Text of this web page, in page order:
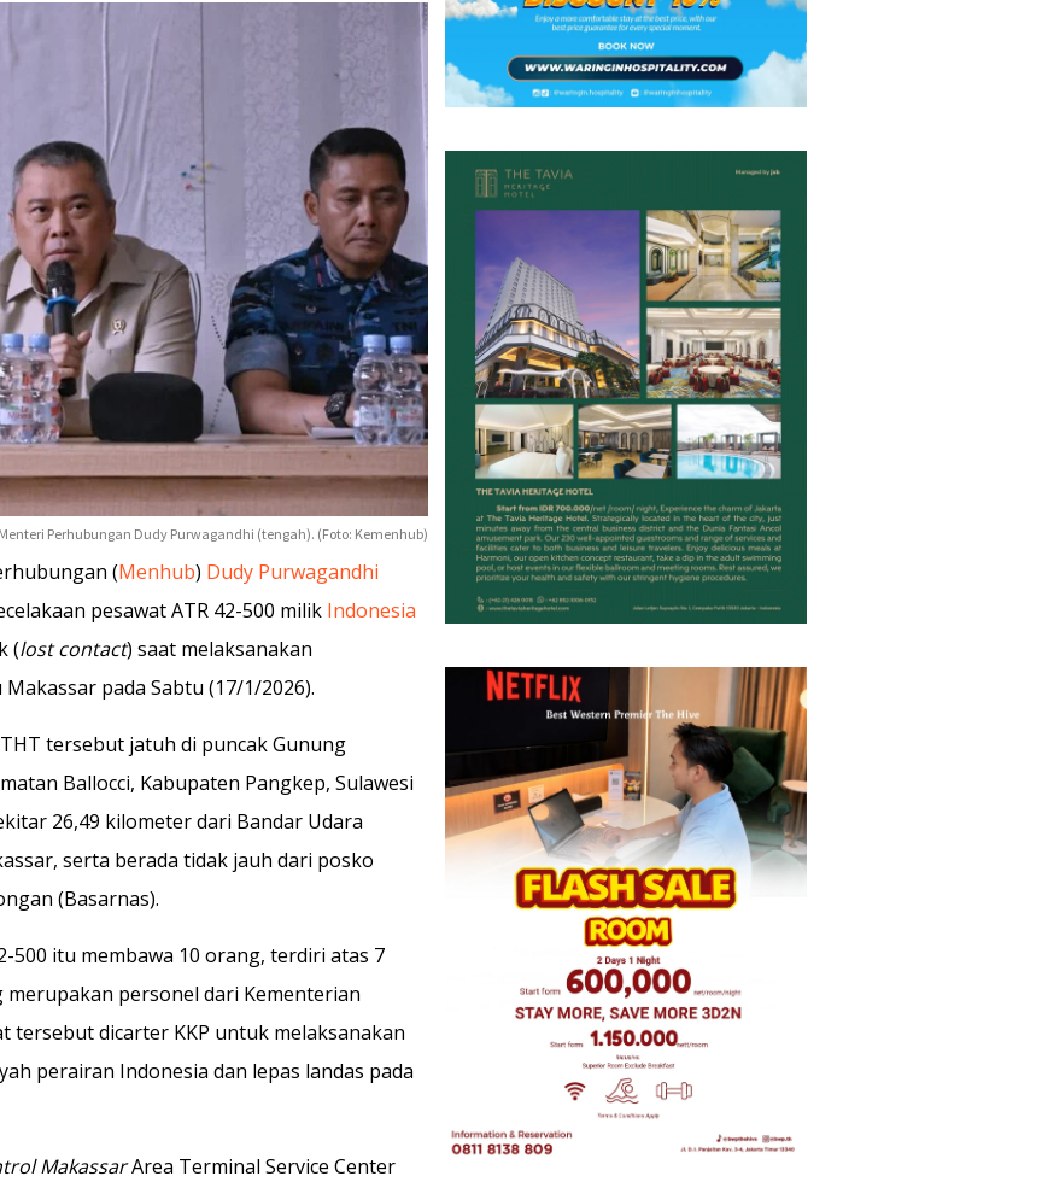
Menteri Perhubungan Dudy Purwagandhi (tengah). (Foto: Kemenhub)
(Menhub) Dudy Purwagandhi
pesawat ATR 42-500 milik Indonesia
(lost contact) saat melaksanakan
pada Sabtu (17/1/2026).
tersebut jatuh di puncak Gunung
Ballocci, Kabupaten Pangkep, Sulawesi
26,49 kilometer dari Bandar Udara
serta berada tidak jauh dari posko
(Basarnas).
500 itu membawa 10 orang, terdiri atas 7
personel dari Kementerian
tersebut dicarter KKP untuk melaksanakan
perairan Indonesia dan lepas landas pada
MakassarArea Terminal Service Center